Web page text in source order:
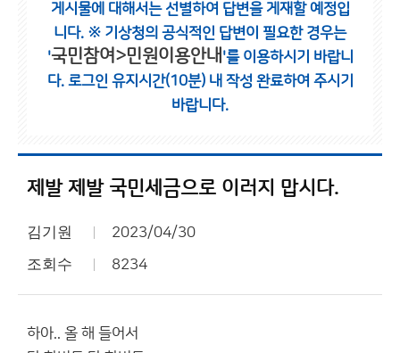
게시물에 대해서는 선별하여 답변을 게재할 예정입
니다. ※ 기상청의 공식적인 답변이 필요한 경우는
'국민참여>민원이용안내 '를 이용하시기 바랍니
다. 로그인 유지시간(10분) 내 작성 완료하여 주시기
바랍니다.
제발 제발 국민세금으로 이러지 맙시다.
김기원 2023/04/30
조회수 8234
하아.. 올 해 들어서